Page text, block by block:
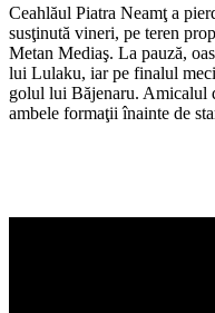
Ceahlăul Piatra Neamţ a
susţinută vineri, pe teren
Metan Mediaş. La pauză,
lui Lulaku, iar pe finalul
golul lui Băjenaru. Amicalul
ambele formaţii înainte de